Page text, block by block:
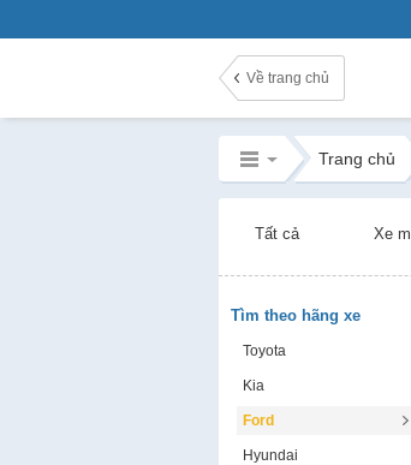
Về trang chủ
Trang chủ
Tất cả Xe
Tìm theo hãng xe
Toyota
Kia
Ford
Hyundai